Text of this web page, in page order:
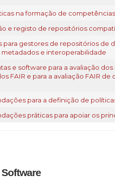
na formação de competências
e registo de repositórios
para gestores de repositórios de
metadados e interoperabilidade
e software para a avaliação
FAIR e para a avaliação FAIR
para a definição de
práticas para apoiar os